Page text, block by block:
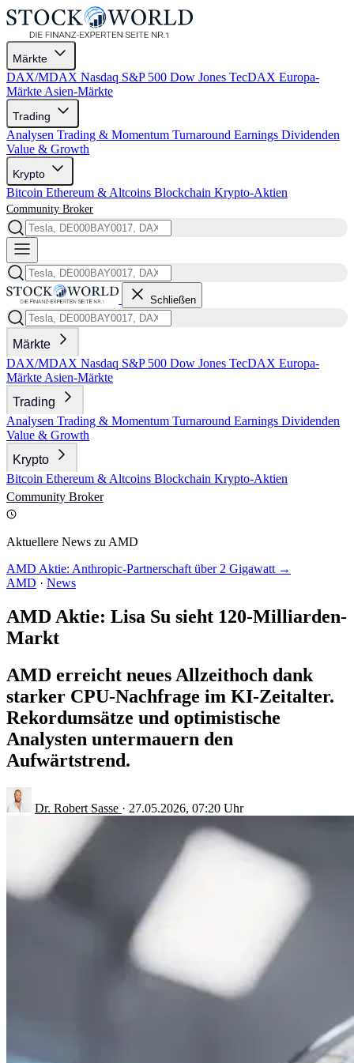
Märkte
DAX/MDAX Nasdaq S&P 500 Dow Jones TecDAX Europa-
Märkte Asien-Märkte
Trading
Analysen Trading & Momentum Turnaround Earnings Dividenden
Value & Growth
Krypto
Bitcoin Ethereum & Altcoins Blockchain Krypto-Aktien
Community Broker
Schließen
Märkte
DAX/MDAX Nasdaq S&P 500 Dow Jones TecDAX Europa-
Märkte Asien-Märkte
Trading
Analysen Trading & Momentum Turnaround Earnings Dividenden
Value & Growth
Krypto
Bitcoin Ethereum & Altcoins Blockchain Krypto-Aktien
Community Broker
Aktuellere News zu AMD
AMD Aktie: Anthropic-Partnerschaft über 2 Gigawatt →
AMD · News
AMD Aktie: Lisa Su sieht 120-Milliarden-
Markt
AMD erreicht neues Allzeithoch dank
starker CPU-Nachfrage im KI-Zeitalter.
Rekordumsätze und optimistische
Analysten untermauern den
Aufwärtstrend.
Dr. Robert Sasse · 27.05.2026, 07:20 Uhr